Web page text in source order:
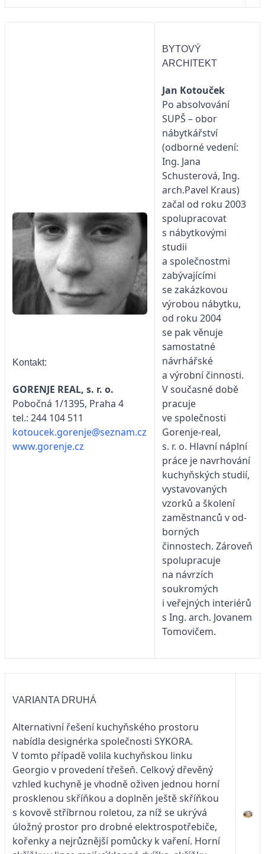
Kontakt:
GORENJE REAL, s. r. o.
Pobočná 1/1395, Praha 4
tel.: 244 104 511
kotoucek.gorenje@seznam.cz
www.gorenje.cz
BYTOVÝ
ARCHITEKT
Jan Kotouček
Po absolvování
SUPŠ – obor
nábytkářství
(odborné vedení:
Ing. Jana
Schusterová, Ing.
arch.Pavel Kraus)
začal od roku 2003
spolupracovat
s nábytkovými
studii
a společnostmi
zabývajícími
se zakázkovou
výrobou nábytku,
od roku 2004
se pak věnuje
samostatné
návrhářské
a výrobní činnosti.
V současné době
pracuje
ve společnosti
Gorenje-real,
s. r. o. Hlavní náplní
práce je navrhování
kuchyňských studií,
vystavovaných
vzorků a školení
zaměstnanců v od-
borných
činnostech. Zároveň
spolupracuje
na návrzích
soukromých
i veřejných interiérů
s Ing. arch. Jovanem
Tomovičem.
VARIANTA DRUHÁ
Alternativní řešení kuchyňského prostoru
nabídla designérka společnosti SYKORA.
V tomto případě volila kuchyňskou linku
Georgio v provedení třešeň. Celkový dřevěný
vzhled kuchyně je vhodně oživen jednou horní
prosklenou skříňkou a doplněn ještě skříňkou
s kovově stříbrnou roletou, za níž se ukrývá
úložný prostor pro drobné elektrospotřebiče,
kořenky a nejrůznější pomůcky k vaření. Horní